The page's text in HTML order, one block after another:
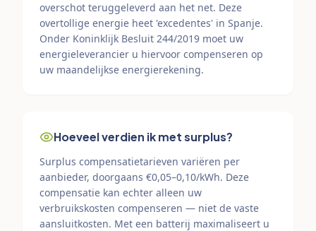
overschot teruggeleverd aan het net. Deze
overtollige energie heet 'excedentes' in Spanje.
Onder Koninklijk Besluit 244/2019 moet uw
energieleverancier u hiervoor compenseren op
uw maandelijkse energierekening.
Hoeveel verdien ik met surplus?
Surplus compensatietarieven variëren per
aanbieder, doorgaans €0,05–0,10/kWh. Deze
compensatie kan echter alleen uw
verbruikskosten compenseren — niet de vaste
aansluitkosten. Met een batterij maximaliseert u